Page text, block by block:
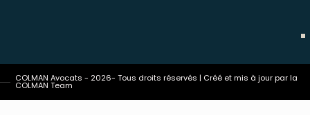
COLMAN Avocats - 2026- Tous droits réservés | Créé et mis à jour par la
COLMAN Team